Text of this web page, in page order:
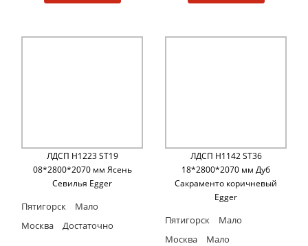
ЛДСП H1223 ST19
08*2800*2070 мм Ясень
Севилья Egger
Пятигорск
Мало
Москва
Достаточно
ЛДСП H1142 ST36
18*2800*2070 мм Дуб
Сакраменто коричневый
Egger
Пятигорск
Мало
Москва
Мало